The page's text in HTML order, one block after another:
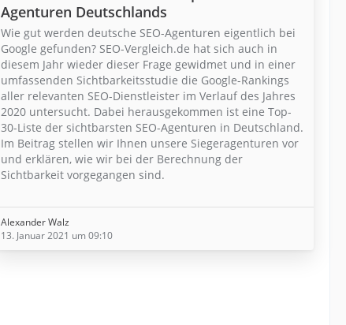
Agenturen Deutschlands
Wie gut werden deutsche SEO-Agenturen eigentlich bei
Google gefunden? SEO-Vergleich.de hat sich auch in
diesem Jahr wieder dieser Frage gewidmet und in einer
umfassenden Sichtbarkeitsstudie die Google-Rankings
aller relevanten SEO-Dienstleister im Verlauf des Jahres
2020 untersucht. Dabei herausgekommen ist eine Top-
30-Liste der sichtbarsten SEO-Agenturen in Deutschland.
Im Beitrag stellen wir Ihnen unsere Siegeragenturen vor
und erklären, wie wir bei der Berechnung der
Sichtbarkeit vorgegangen sind.
Alexander Walz
13. Januar 2021 um 09:10